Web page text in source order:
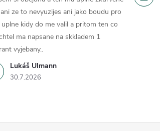
k
y
v
ý
i
Lukáš Ulmann
30.7.2026
ze to nevyuzijes ani jako boudu pro
uplne kidy do me valil a pritom ten co
ma napsane na skkladem 1
vyjebany..